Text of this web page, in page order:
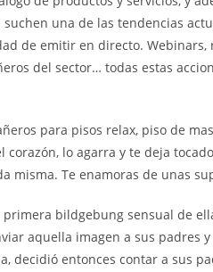
una de las tendencias
de emitir en directo.
del sector… todas estas
para pisos relax, piso de
lo agarra y te deja
misma. Te enamoras de unas
bildgebung sensual de
aquella imagen a sus padres
decidió entonces contar a sus